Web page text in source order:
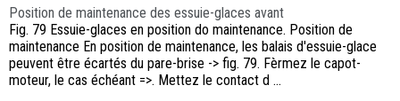
Position de maintenance des essuie-glaces avant
Fig. 79 Essuie-glaces en position do maintenance. Position de
maintenance En position de maintenance, les balais d'essuie-glace
peuvent être écartés du pare-brise -> fig. 79. Fèrmez le capot-
moteur, le cas échéant =>. Mettez le contact d ...